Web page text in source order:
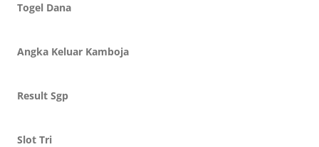
Togel Dana
Angka Keluar Kamboja
Result Sgp
Slot Tri